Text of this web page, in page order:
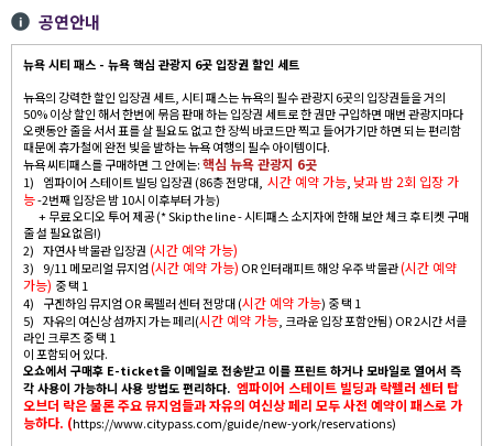
공연안내
뉴욕 시티 패스 - 뉴욕 핵심 관광지 6곳 입장권 할인 세트
뉴욕의 강력한 할인 입장권 세트, 시티 패스는 뉴욕의 필수 관광지 6곳의 입장권들을 거의
50% 이상 할인 해서 한번에 묶음 판매 하는 입장권 세트로 한 권만 구입하면 매번 관광지마다
오랫동안 줄을 서서 표를 살 필요도 없고 한 장씩 바코드만 찍고 들어가기만 하면 되는 편리함
때문에 휴가철에 완전 빛을 발하는 뉴욕 여행의 필수 아이템이다.
뉴욕 씨티패스를 구매하면 그 안에는:핵심 뉴욕 관광지 6곳
1) 엠파이어 스테이트 빌딩 입장권 (86층 전망대, 시간 예약 가능 낮과 밤 2회 입장 가
능-2번째 입장은 밤 10시 이후부터 가능)
+ 무료 오디오 투어 제공 (* Skip the line - 시티패스 소지자에 한해 보안 체크 후 티켓 구매
줄 설 필요없음!)
2) 자연사 박물관 입장권 (시간 예약 가능)
3) 9/11 메모리얼 뮤지엄(시간 예약 가능) OR 인터래피트 해양 우주 박물관(시간 예약
가능) 중 택 1
4) 구겐하임 뮤지엄 OR 록펠러 센터 전망대 (시간 예약 가능) 중 택 1
5) 자유의 여신상 섬까지 가는 페리(시간 예약 가능 , 크라운 입장 포함안됨) OR 2시간 서클
라인 크루즈 중 택 1
이 포함되어 있다.
오쇼에서 구매후 E-ticket을 이메일로 전송받고 이를 프린트 하거나 모바일로 열어서 즉
각 사용이 가능하니 사용 방법도 편리하다. 엠파이어 스테이트 빌딩과 락펠러 센터 탑
오브더 락은 물론 주요 뮤지엄들과 자유의 여신상 페리 모두 사전 예약이 패스로 가
능하다. (https://www.citypass.com/guide/new-york/reservations)